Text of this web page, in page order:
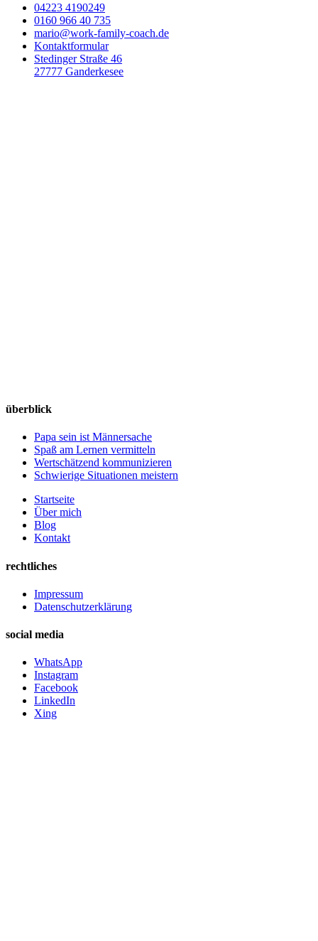
04223 4190249
0160 966 40 735
mario@work-family-coach.de
Kontaktformular
Stedinger Straße 46
27777 Ganderkesee
überblick
Papa sein ist Männersache
Spaß am Lernen vermitteln
Wertschätzend kommunizieren
Schwierige Situationen meistern
Startseite
Über mich
Blog
Kontakt
rechtliches
Impressum
Datenschutzerklärung
social media
WhatsApp
Instagram
Facebook
LinkedIn
Xing